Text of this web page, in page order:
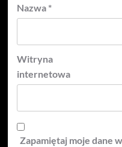
Nazwa *
Witryna
internetowa
Zapamiętaj moje dane